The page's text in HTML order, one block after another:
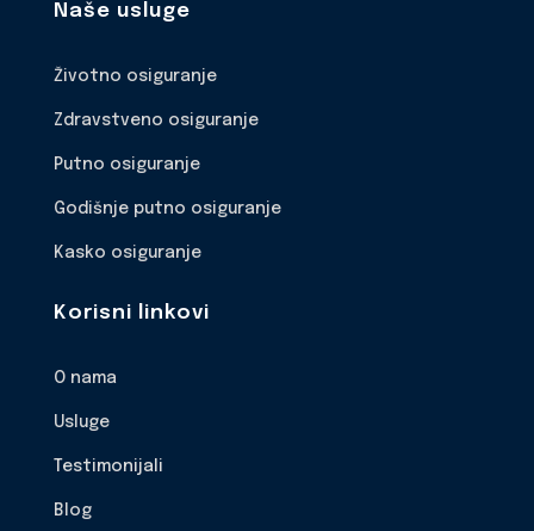
Naše usluge
Životno osiguranje
Zdravstveno osiguranje
Putno osiguranje
Godišnje putno osiguranje
Kasko osiguranje
Korisni linkovi
O nama
Usluge
Testimonijali
Blog